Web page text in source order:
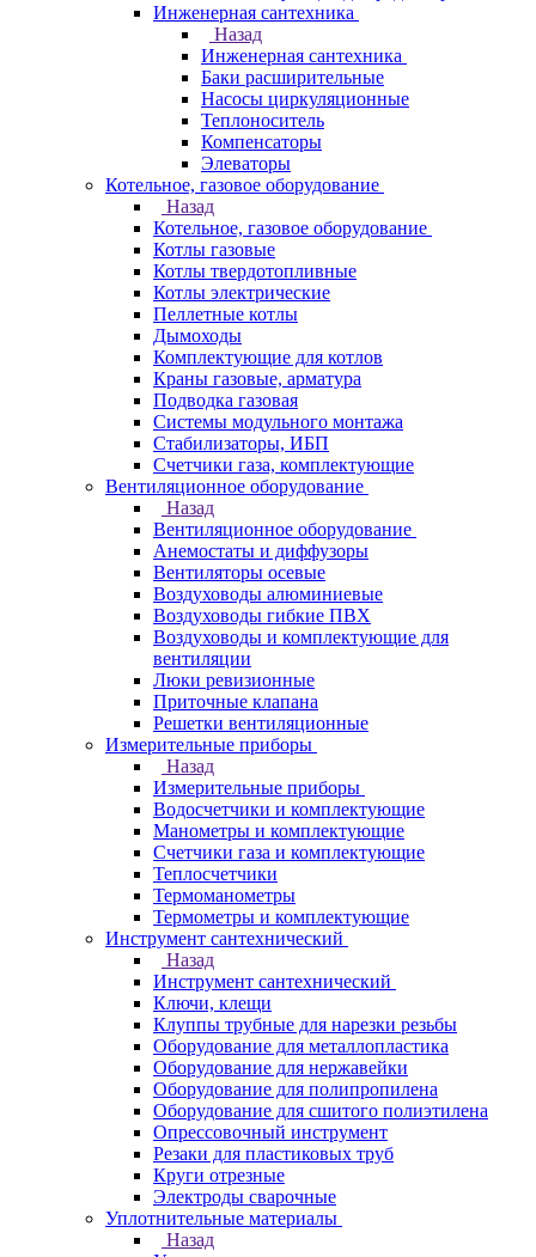
Инженерная сантехника
Назад
Инженерная сантехника
Баки расширительные
Насосы циркуляционные
Теплоноситель
Компенсаторы
Элеваторы
Котельное, газовое оборудование
Назад
Котельное, газовое оборудование
Котлы газовые
Котлы твердотопливные
Котлы электрические
Пеллетные котлы
Дымоходы
Комплектующие для котлов
Краны газовые, арматура
Подводка газовая
Системы модульного монтажа
Стабилизаторы, ИБП
Счетчики газа, комплектующие
Вентиляционное оборудование
Назад
Вентиляционное оборудование
Анемостаты и диффузоры
Вентиляторы осевые
Воздуховоды алюминиевые
Воздуховоды гибкие ПВХ
Воздуховоды и комплектующие для
вентиляции
Люки ревизионные
Приточные клапана
Решетки вентиляционные
Измерительные приборы
Назад
Измерительные приборы
Водосчетчики и комплектующие
Манометры и комплектующие
Счетчики газа и комплектующие
Теплосчетчики
Термоманометры
Термометры и комплектующие
Инструмент сантехнический
Назад
Инструмент сантехнический
Ключи, клещи
Клуппы трубные для нарезки резьбы
Оборудование для металлопластика
Оборудование для нержавейки
Оборудование для полипропилена
Оборудование для сшитого полиэтилена
Опрессовочный инструмент
Резаки для пластиковых труб
Круги отрезные
Электроды сварочные
Уплотнительные материалы
Назад